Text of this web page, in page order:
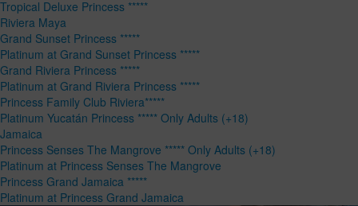
Tropical Deluxe Princess *****
Riviera Maya
Grand Sunset Princess *****
Platinum at Grand Sunset Princess *****
Grand Riviera Princess *****
Platinum at Grand Riviera Princess *****
Princess Family Club Riviera*****
Platinum Yucatán Princess ***** Only Adults (+18)
Jamaica
Princess Senses The Mangrove ***** Only Adults (+18)
Platinum at Princess Senses The Mangrove
Princess Grand Jamaica *****
Platinum at Princess Grand Jamaica